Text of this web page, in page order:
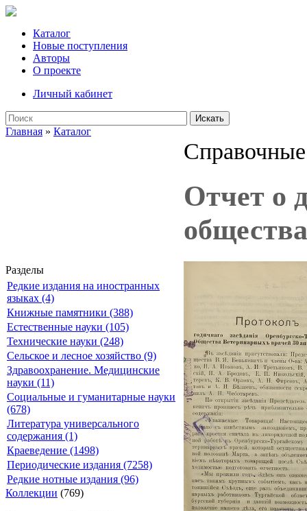
Каталог
Новые поступления
Авторы
О проекте
Личный кабинет
Искать
Главная » Каталог
Разделы
Редкие издания на иностранных
языках (4)
Книжные памятники (388)
Естественные науки (105)
Технические науки (248)
Сельское и лесное хозяйство (9)
Здравоохранение. Медицинские
науки (11)
Социальные и гуманитарные науки
(678)
Литература универсального
содержания (1)
Краеведение (1498)
Периодические издания (7258)
Редкие нотные издания (96)
Коллекции (769)
Отчет о